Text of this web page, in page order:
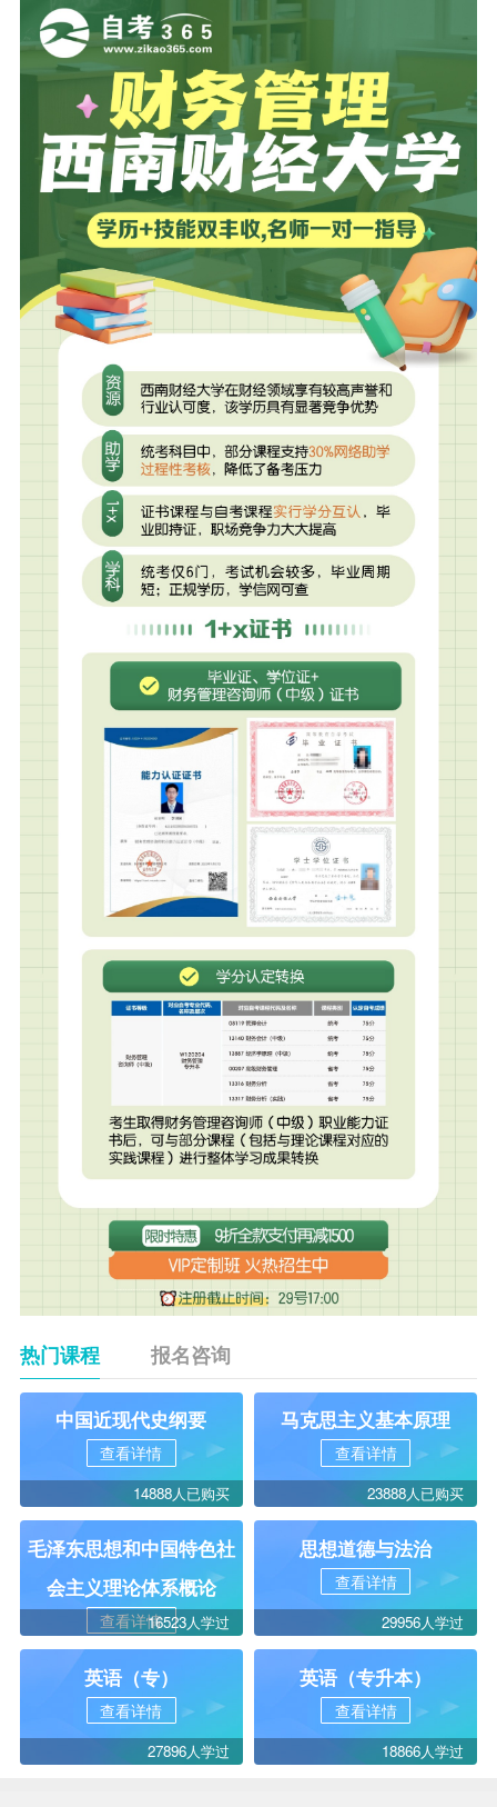
热门课程 报名咨询
中国近现代史纲要
查看详情
14888人已购买
马克思主义基本原理
查看详情
23888人已购买
毛泽东思想和中国特色社
会主义理论体系概论
查看详情16523人学过
思想道德与法治
查看详情
29956人学过
英语（专）
查看详情
27896人学过
英语（专升本）
查看详情
18866人学过